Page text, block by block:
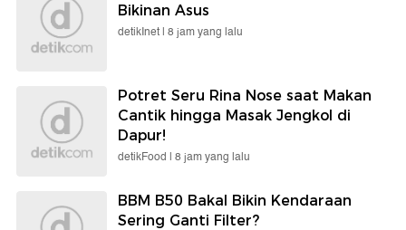
Bikinan Asus
detikInet | 8 jam yang lalu
Potret Seru Rina Nose saat Makan
Cantik hingga Masak Jengkol di
Dapur!
detikFood | 8 jam yang lalu
BBM B50 Bakal Bikin Kendaraan
Sering Ganti Filter?